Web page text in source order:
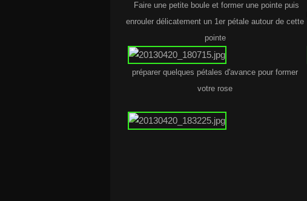
Faire une petite boule et former une pointe puis
enrouler délicatement un 1er pétale autour de cette
pointe
préparer quelques pétales d'avance pour former
votre rose